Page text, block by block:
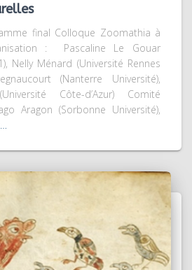
final Colloque Zoomathia à
: Pascaline Le Gouar
Nelly Ménard (Université Rennes
­(Nanterre Université),
Côte-d’Azur) Comité
Aragon (Sorbonne Université),